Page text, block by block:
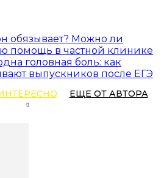
обязывает? Можно ли
помощь в частной клинике
головная боль: как
выпускников после ЕГЭ
ЕЩЕ ОТ АВТОРА